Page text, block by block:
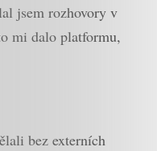
jsem rozhovory v
mi dalo platformu,
bez externích